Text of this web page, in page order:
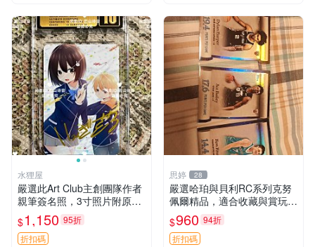
水狸屋
嚴選此Art Club主創團隊作者
親筆簽名照，3寸照片附原裝
卡磚。收藏級面簽照，適合藝
術愛好者收藏與展示。 3寸
簽名 照片
$1,150 95折
折扣碼
思婷 28
嚴選哈珀與貝利RC系列克努
佩爾精品，適合收藏與賞玩 R
C 玩具 陶瓷
$960 94折
折扣碼